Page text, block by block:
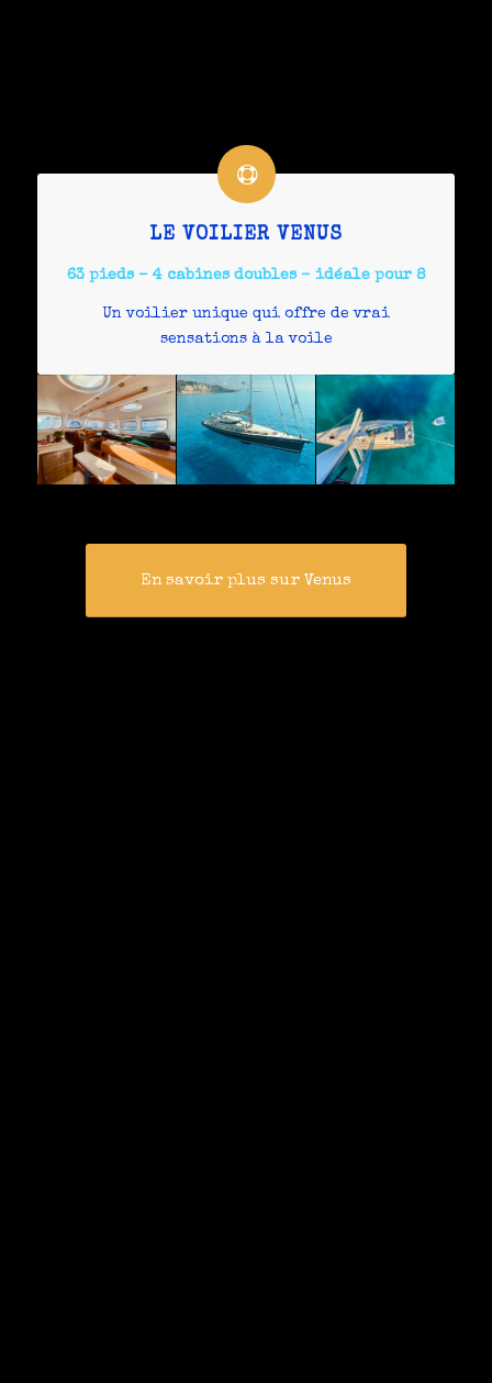
LE VOILIER VENUS
63 pieds – 4 cabines doubles – idéale pour 8
Un voilier unique qui offre de vrai
sensations à la voile
En savoir plus sur Venus